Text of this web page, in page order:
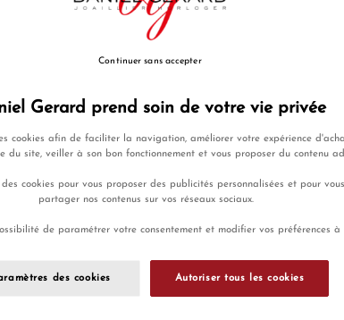
EN SAVOIR PLUS
2 200,00 €
AJOUTER UNE GRAVURE
Gerard prend soin de votre vie privée
cookies afin de faciliter la navigation, améliorer votre expérience
du site, veiller à son bon fonctionnement et vous proposer du contenu
cookies pour vous proposer des publicités personnalisées et pour
partager nos contenus sur vos réseaux sociaux.
de paramétrer votre consentement et modifier vos préférences à
des cookies Autoriser tous les cookies
Continuer sans accepter